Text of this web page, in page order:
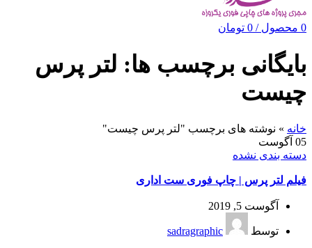
0 محصول /
0 تومان
بایگانی برچسب ها: لتر پرس
چیست
خانه » نوشته های برچسب "لتر پرس چیست"
05 آگوست
دسته بندی نشده
فیلم لتر پرس | چاپ فوری ست اداری
آگوست 5, 2019
توسط sadragraphic